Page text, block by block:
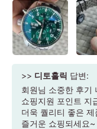
>> 디토홀릭 답변:
회원님 소중한 후기
쇼핑지원 포인트 지
더욱 퀄리티 좋은
즐거운 쇼핑되세요